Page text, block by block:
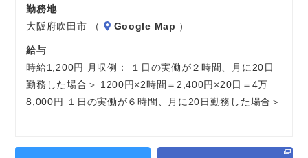
勤務地
大阪府吹田市 （
Google Map ）
給与
時給1,200円 月収例： １日の実働が２時間、月に20日
勤務した場合＞ 1200円×2時間＝2,400円×20日＝4万
8,000円 １日の実働が６時間、月に20日勤務した場合＞